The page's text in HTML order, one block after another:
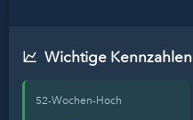
Wichtige Kennzahlen
52-Wochen-Hoch